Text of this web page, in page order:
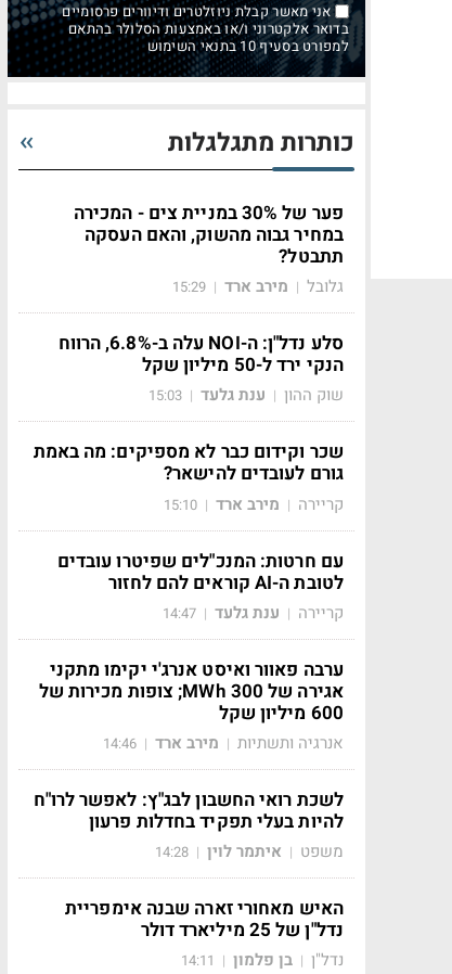
אני מאשר קבלת ניוזלטרים ודיוורים פרסומיים
בדואר אלקטרוני ו/או באמצעות הסלולר בהתאם
למפורט בסעיף 10 בתנאי השימוש
כותרות מתגלגלות
פער של 30% במניית צים - המכירה
במחיר גבוה מהשוק, והאם העסקה
תתבטל?
גלובל | מירב ארד |
15:29
סלע נדל"ן: ה-NOI עלה ב-6.8%, הרווח
הנקי ירד ל-50 מיליון שקל
שוק ההון | ענת גלעד |
15:03
שכר וקידום כבר לא מספיקים: מה באמת
גורם לעובדים להישאר?
קריירה | מירב ארד |
15:10
עם חרטות: המנכ"לים שפיטרו עובדים
לטובת ה-AI קוראים להם לחזור
קריירה | ענת גלעד |
14:47
ערבה פאוור ואיסט אנרג'י יקימו מתקני
אגירה של 300 MWh; צופות מכירות של
600 מיליון שקל
אנרגיה ותשתיות | מירב ארד |
14:46
לשכת רואי החשבון לבג"ץ: לאפשר לרו"ח
להיות בעלי תפקיד בחדלות פרעון
משפט | איתמר לוין |
14:28
האיש מאחורי זארה שבנה אימפריית
נדל"ן של 25 מיליארד דולר
נדל"ן | בן פלמון |
14:11